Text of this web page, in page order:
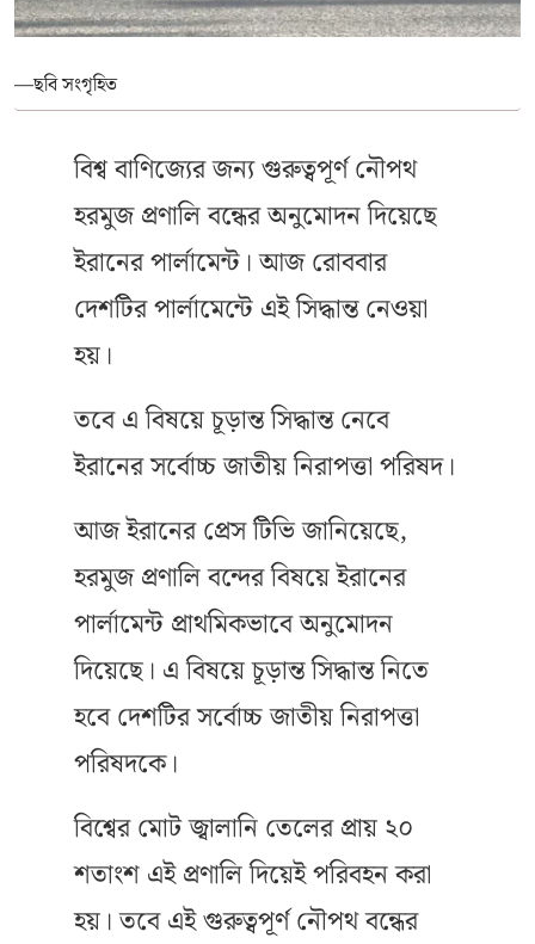
—ছবি সংগৃহিত
বিশ্ব বাণিজ্যের জন্য গুরুত্বপূর্ণ নৌপথ
হরমুজ প্রণালি বন্ধের অনুমোদন দিয়েছে
ইরানের পার্লামেন্ট। আজ রোববার
দেশটির পার্লামেন্টে এই সিদ্ধান্ত নেওয়া
হয়।
তবে এ বিষয়ে চূড়ান্ত সিদ্ধান্ত নেবে
ইরানের সর্বোচ্চ জাতীয় নিরাপত্তা পরিষদ।
আজ ইরানের প্রেস টিভি জানিয়েছে,
হরমুজ প্রণালি বন্দের বিষয়ে ইরানের
পার্লামেন্ট প্রাথমিকভাবে অনুমোদন
দিয়েছে। এ বিষয়ে চূড়ান্ত সিদ্ধান্ত নিতে
হবে দেশটির সর্বোচ্চ জাতীয় নিরাপত্তা
পরিষদকে।
বিশ্বের মোট জ্বালানি তেলের প্রায় ২০
শতাংশ এই প্রণালি দিয়েই পরিবহন করা
হয়। তবে এই গুরুত্বপূর্ণ নৌপথ বন্ধের